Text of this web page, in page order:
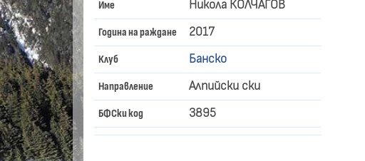
Име Никола КОЛЧАГОВ
Година на раждане 2017
Клуб Банско
Направление Алпийски ски
БФСки код 3895